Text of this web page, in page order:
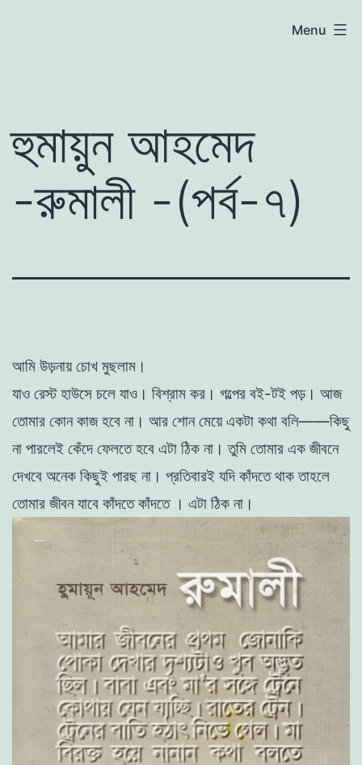
Menu
হুমায়ুন আহমেদ
-রুমালী -(পর্ব-৭)
আমি উড়নায়চোখ মুছলাম।
যাও রেস্টহাউসে চলে যাও । বিশ্রাম কর । গল্পের বই-টই পড়। আজ
তােমার কোনকাজহবে না । আর শােন মেয়ে একটা কথা বলি——কিছু
না পারলেই কেঁদেফেলতেহবে এটা ঠিক না। তুমি তােমার এক জীবনে
দেখবে অনেক কিছুই পারছ না । প্রতিবারই যদিকাঁদতেথাক তাহলে
তােমার জীবনযাবে কাঁদতে কাঁদতে । এটা ঠিক না ।